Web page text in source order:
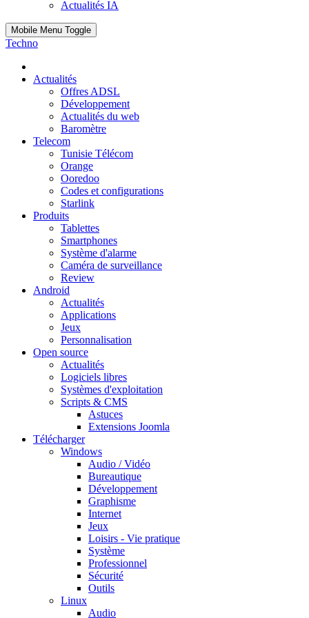
Actualités IA
Mobile Menu Toggle
Techno
Actualités
Offres ADSL
Développement
Actualités du web
Baromètre
Telecom
Tunisie Télécom
Orange
Ooredoo
Codes et configurations
Starlink
Produits
Tablettes
Smartphones
Système d'alarme
Caméra de surveillance
Review
Android
Actualités
Applications
Jeux
Personnalisation
Open source
Actualités
Logiciels libres
Systèmes d'exploitation
Scripts & CMS
Astuces
Extensions Joomla
Télécharger
Windows
Audio / Vidéo
Bureautique
Développement
Graphisme
Internet
Jeux
Loisirs - Vie pratique
Système
Professionnel
Sécurité
Outils
Linux
Audio